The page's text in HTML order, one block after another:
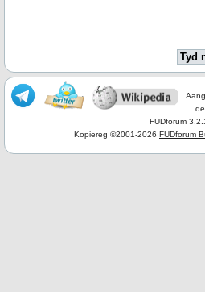
Tyd
FUDforum
Kopiereg ©2001-2026 FUDforum